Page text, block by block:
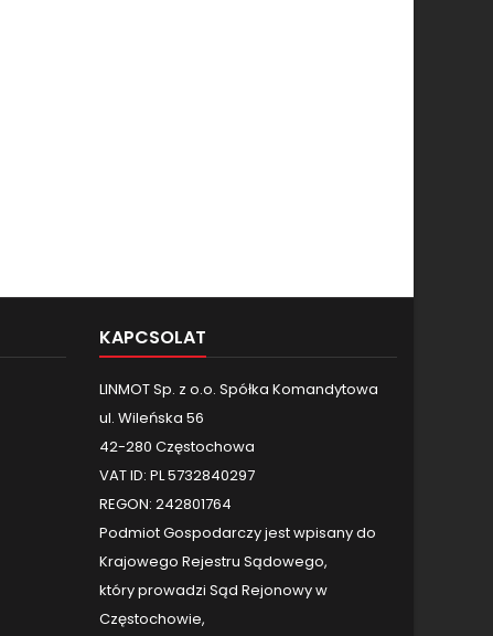
KAPCSOLAT
LINMOT Sp. z o.o. Spółka Komandytowa
ul. Wileńska 56
42-280 Częstochowa
VAT ID: PL 5732840297
REGON: 242801764
Podmiot Gospodarczy jest wpisany do
Krajowego Rejestru Sądowego,
który prowadzi Sąd Rejonowy w
Częstochowie,